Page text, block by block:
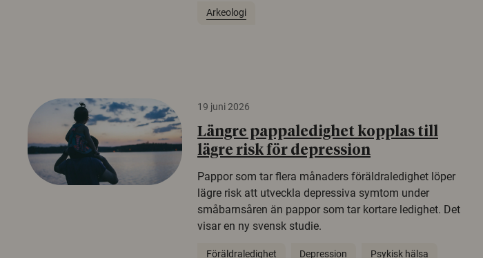
Arkeologi
19 juni 2026
Längre pappaledighet kopplas till
lägre risk för depression
Pappor som tar flera månaders föräldraledighet löper
lägre risk att utveckla depressiva symtom under
småbarnsåren än pappor som tar kortare ledighet. Det
visar en ny svensk studie.
Föräldraledighet Depression Psykisk hälsa